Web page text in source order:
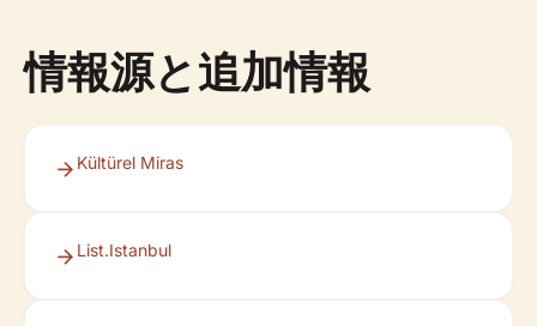
情報源と追加情報
Kültürel Miras
List.Istanbul